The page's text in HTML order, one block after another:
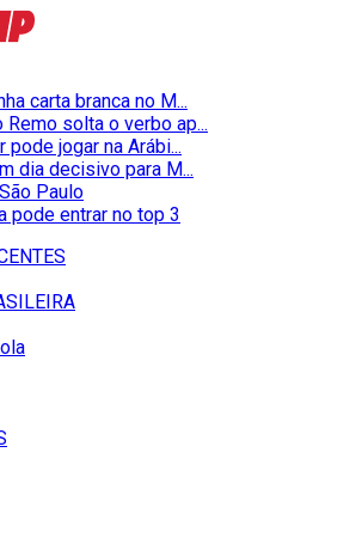
carta branca no M...
solta o verbo ap...
pode jogar na Arábi...
dia decisivo para M...
Paulo
pode entrar no top 3